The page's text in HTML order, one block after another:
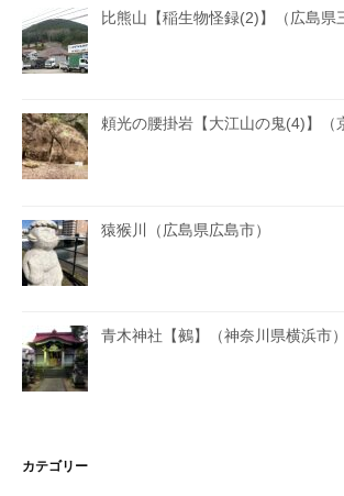
比熊山【稲生物怪録(2)】（広島県
頼光の腰掛岩【大江山の鬼(4)】（
猿猴川（広島県広島市）
青木神社【鵺】（神奈川県横浜市）
カテゴリー